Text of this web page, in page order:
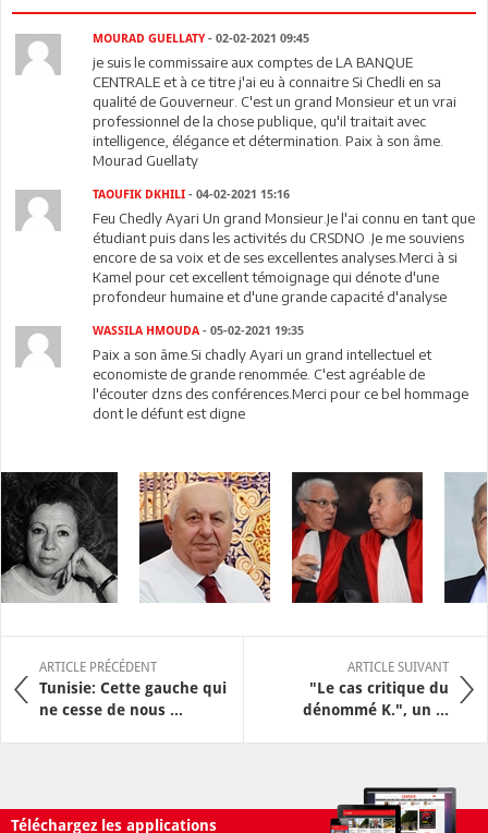
MOURAD GUELLATY- 02-02-2021 09:45
je suis le commissaire aux comptes de LA BANQUE
CENTRALE et à ce titre j'ai eu à connaitre Si Chedli en sa
qualité de Gouverneur. C'est un grand Monsieur et un vrai
professionnel de la chose publique, qu'il traitait avec
intelligence, élégance et détermination. Paix à son âme.
Mourad Guellaty
TAOUFIK DKHILI - 04-02-2021 15:16
Feu Chedly Ayari Un grand Monsieur.Je l'ai connu en tant que
étudiant puis dans les activités du CRSDNO .Je me souviens
encore de sa voix et de ses excellentes analyses.Merci à si
Kamel pour cet excellent témoignage qui dénote d'une
profondeur humaine et d'une grande capacité d'analyse
WASSILA HMOUDA - 05-02-2021 19:35
Paix a son âme.Si chadly Ayari un grand intellectuel et
economiste de grande renommée. C'est agréable de
l'écouter dzns des conférences.Merci pour ce bel hommage
dont le défunt est digne
ARTICLE PRÉCÉDENT
Tunisie: Cette gauche qui
ne cesse de nous ...
ARTICLE SUIVANT
"Le cas critique du
dénommé K.", un ...
Téléchargez les applications